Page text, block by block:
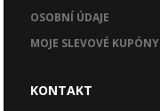
OSOBNÍ ÚDAJE
MOJE SLEVOVÉ KUPÓNY
KONTAKT